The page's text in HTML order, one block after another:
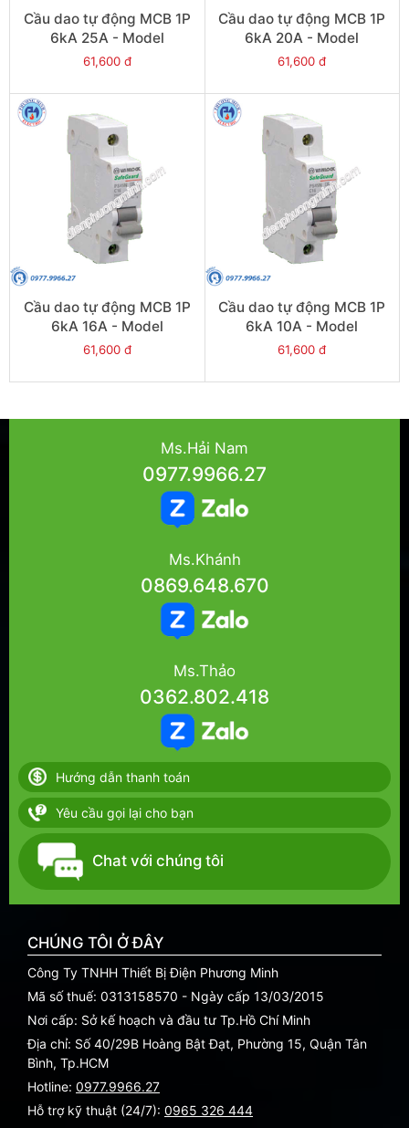
Cầu dao tự động MCB 1P
6kA 25A - Model
PS45S/C1025
61,600 đ
Cầu dao tự động MCB 1P
6kA 20A - Model
PS45S/C1020
61,600 đ
Cầu dao tự động MCB 1P
6kA 16A - Model
PS45S/C1016
61,600 đ
Cầu dao tự động MCB 1P
6kA 10A - Model
PS45S/C1010
61,600 đ
Ms.Hải Nam
0977.9966.27
Ms.Khánh
0869.648.670
Ms.Thảo
0362.802.418
Hướng dẫn thanh toán
Yêu cầu gọi lại cho bạn
Chat với chúng tôi
CHÚNG TÔI Ở ĐÂY
Công Ty TNHH Thiết Bị Điện Phương Minh
Mã số thuế: 0313158570 - Ngày cấp 13/03/2015
Nơi cấp: Sở kế hoạch và đầu tư Tp.Hồ Chí Minh
Địa chỉ: Số 40/29B Hoàng Bật Đạt, Phường 15, Quận Tân
Bình, Tp.HCM
Hotline: 0977.9966.27
Hỗ trợ kỹ thuật (24/7): 0965 326 444